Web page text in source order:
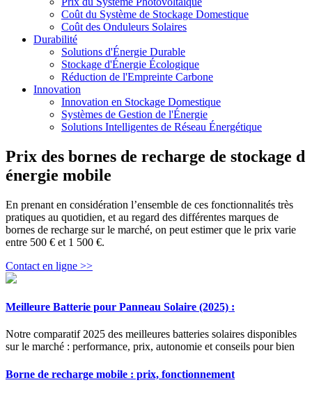
Coût du Système de Stockage Domestique
Coût des Onduleurs Solaires
Durabilité
Solutions d'Énergie Durable
Stockage d'Énergie Écologique
Réduction de l'Empreinte Carbone
Innovation
Innovation en Stockage Domestique
Systèmes de Gestion de l'Énergie
Solutions Intelligentes de Réseau Énergétique
Prix des bornes de recharge de stockage d
énergie mobile
En prenant en considération l’ensemble de ces fonctionnalités très
pratiques au quotidien, et au regard des différentes marques de
bornes de recharge sur le marché, on peut estimer que le prix varie
entre 500 € et 1 500 €.
Contact en ligne >>
Meilleure Batterie pour Panneau Solaire (2025) :
Notre comparatif 2025 des meilleures batteries solaires disponibles
sur le marché : performance, prix, autonomie et conseils pour bien
Borne de recharge mobile : prix, fonctionnement